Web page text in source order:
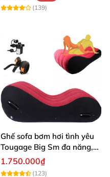
(139)
Ghế sofa bơm hơi tình yêu
Tougage Big Sm đa năng,
tiện lợi
1.750.000₫
(123)